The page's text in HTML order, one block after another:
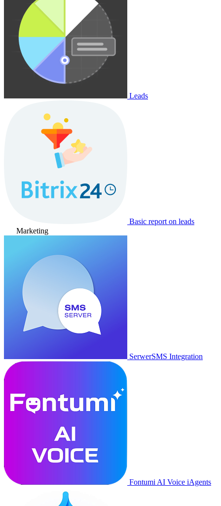
Leads
Basic report on leads
Marketing
SerwerSMS Integration
Fontumi AI Voice iAgents